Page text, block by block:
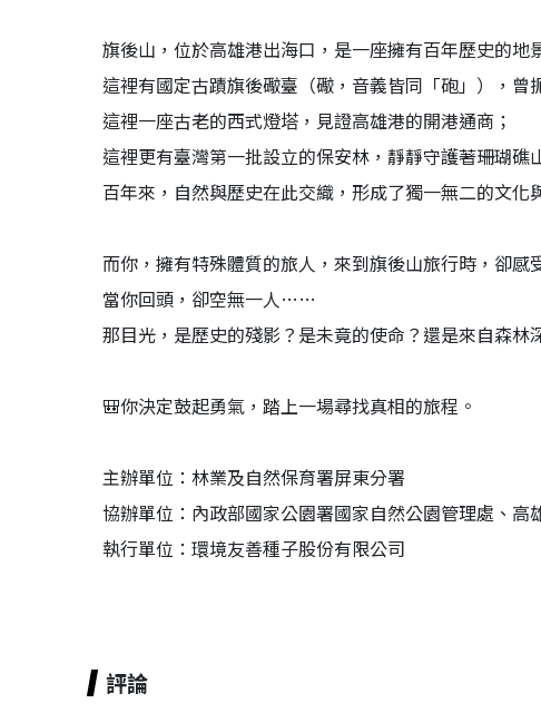
旗後山，位於高雄港出海口，是一座擁有百年歷史的地
這裡有國定古蹟旗後礮臺（礮，音義皆同「砲」），曾
這裡一座古老的西式燈塔，見證高雄港的開港通商；
這裡更有臺灣第一批設立的保安林，靜靜守護著珊瑚礁
百年來，自然與歷史在此交織，形成了獨一無二的文化
而你，擁有特殊體質的旅人，來到旗後山旅行時，卻感
當你回頭，卻空無一人……
那目光，是歷史的殘影？是未竟的使命？還是來自森林
🎒你決定鼓起勇氣，踏上一場尋找真相的旅程。
主辦單位：林業及自然保育署屏東分署
協辦單位：內政部國家公園署國家自然公園管理處、高
執行單位：環境友善種子股份有限公司
評論